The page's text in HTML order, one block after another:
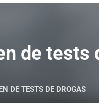
de tests
DE TESTS DE DROGAS